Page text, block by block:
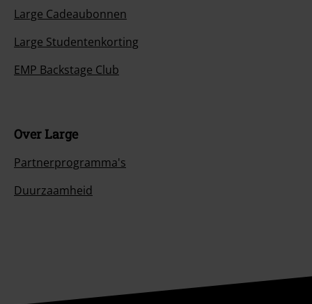
Large Cadeaubonnen
Large Studentenkorting
EMP Backstage Club
Over Large
Partnerprogramma's
Duurzaamheid